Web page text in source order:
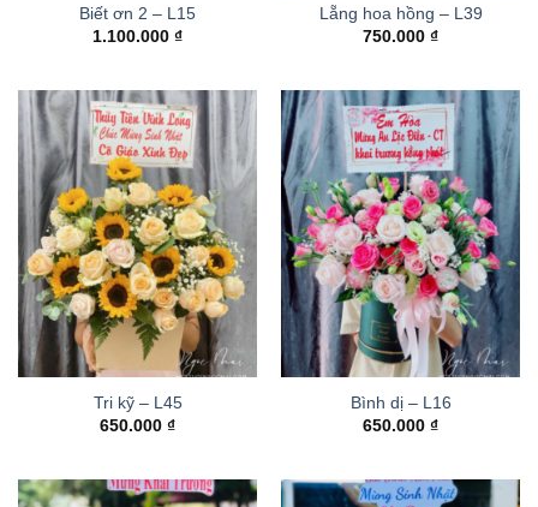
Biết ơn 2 – L15
1.100.000 ₫
Lẵng hoa hồng – L39
750.000 ₫
Tri kỹ – L45
650.000 ₫
Bình dị – L16
650.000 ₫